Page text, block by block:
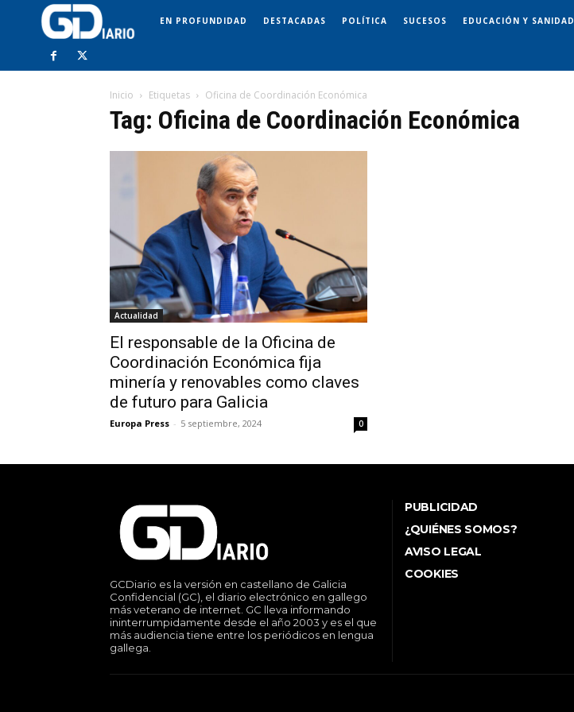
EN PROFUNDIDAD DESTACADAS POLÍTICA SUCESOS EDUCACIÓN Y SANIDAD
Inicio Etiquetas Oficina de Coordinación Económica
Tag: Oficina de Coordinación Económica
Actualidad
El responsable de la Oficina de
Coordinación Económica fija
minería y renovables como claves
de futuro para Galicia
Europa Press - 5 septiembre, 2024 0
GCDiario es la versión en castellano de Galicia
Confidencial (GC), el diario electrónico en gallego
más veterano de internet. GC lleva informando
ininterrumpidamente desde el año 2003 y es el que
más audiencia tiene entre los periódicos en lengua
gallega.
PUBLICIDAD
¿QUIÉNES SOMOS?
AVISO LEGAL
COOKIES